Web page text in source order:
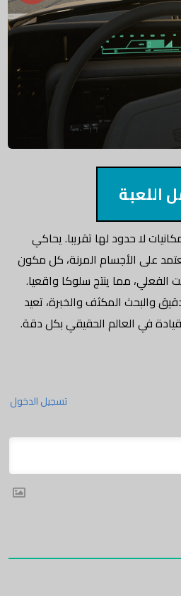
اللعبة
لا حدود لها تقريبا. يحاكي
على الأجسام المرنة، كل مكون
مما ينتج سلوكا واقعيا.
والبحث المكثف والخبرة، تعيد
في العالم الحقيقي بكل دقة.
تسجيل الدخول